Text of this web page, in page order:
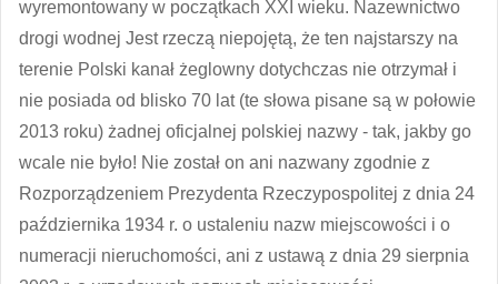
wyremontowany w początkach XXI wieku. Nazewnictwo
drogi wodnej Jest rzeczą niepojętą, że ten najstarszy na
terenie Polski kanał żeglowny dotychczas nie otrzymał i
nie posiada od blisko 70 lat (te słowa pisane są w połowie
2013 roku) żadnej oficjalnej polskiej nazwy - tak, jakby go
wcale nie było! Nie został on ani nazwany zgodnie z
Rozporządzeniem Prezydenta Rzeczypospolitej z dnia 24
października 1934 r. o ustaleniu nazw miejscowości i o
numeracji nieruchomości, ani z ustawą z dnia 29 sierpnia